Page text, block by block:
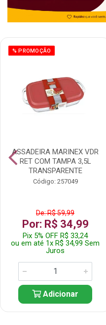
% PROMOÇÃO
ASSADEIRA MARINEX VDR
RET COM TAMPA 3,5L
TRANSPARENTE
Código: 257049
De: R$ 59,99
Por: R$ 34,99
Pix 5% OFF R$ 33,24
ou em até 1x R$ 34,99 Sem
Juros
Adicionar